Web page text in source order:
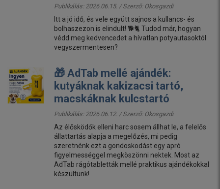
Publikálás: 2026.06.15. / Szerző: Okosgazdi
Itt a jó idő, és vele együtt sajnos a kullancs- és
bolhaszezon is elindult! 🐕🐈 Tudod már, hogyan
védd meg kedvencedet a hívatlan potyautasoktól
vegyszermentesen?
🎁 AdTab mellé ajándék:
kutyáknak kakizacsi tartó,
macskáknak kulcstartó
Publikálás: 2026.06.12. / Szerző: Okosgazdi
Az élősködők elleni harc sosem állhat le, a felelős
állattartás alapja a megelőzés, mi pedig
szeretnénk ezt a gondoskodást egy apró
figyelmességgel megköszönni nektek. Most az
AdTab rágótabletták mellé praktikus ajándékokkal
készültünk!